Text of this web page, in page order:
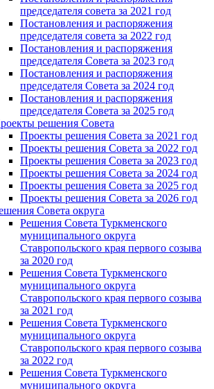
председателя совета за 2021 год
Постановления и распоряжения
председателя совета за 2022 год
Постановления и распоряжения
председателя Cовета за 2023 год
Постановления и распоряжения
председателя Cовета за 2024 год
Постановления и распоряжения
председателя Cовета за 2025 год
решения Cовета
Проекты решения Совета за 2021 год
Проекты решения Совета за 2022 год
Проекты решения Cовета за 2023 год
Проекты решения Совета за 2024 год
Проекты решения Совета за 2025 год
Проекты решения Совета за 2026 год
Совета округа
Решения Совета Туркменского
муниципального округа
Ставропольского края первого созыва
за 2020 год
Решения Совета Туркменского
муниципального округа
Ставропольского края первого созыва
за 2021 год
Решения Совета Туркменского
муниципального округа
Ставропольского края первого созыва
за 2022 год
Решения Совета Туркменского
муниципального округа